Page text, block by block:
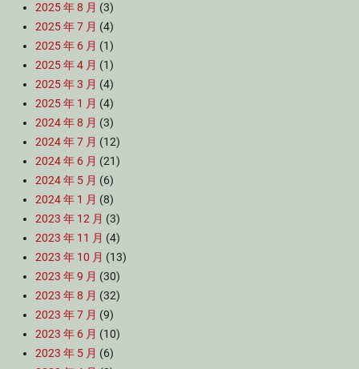
2025 年 8 月 (3)
2025 年 7 月 (4)
2025 年 6 月 (1)
2025 年 4 月 (1)
2025 年 3 月 (4)
2025 年 1 月 (4)
2024 年 8 月 (3)
2024 年 7 月 (12)
2024 年 6 月 (21)
2024 年 5 月 (6)
2024 年 1 月 (8)
2023 年 12 月 (3)
2023 年 11 月 (4)
2023 年 10 月 (13)
2023 年 9 月 (30)
2023 年 8 月 (32)
2023 年 7 月 (9)
2023 年 6 月 (10)
2023 年 5 月 (6)